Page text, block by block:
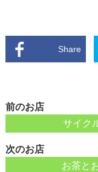
Share
前のお店
サイク
次のお店
お茶と